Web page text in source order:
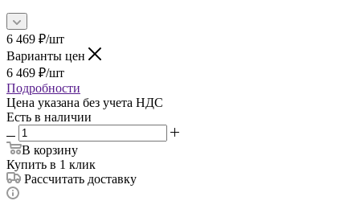
6 469 ₽/шт
Варианты цен
6 469 ₽/шт
Подробности
Цена указана без учета НДС
Есть в наличии
В корзину
Купить в 1 клик
Рассчитать доставку